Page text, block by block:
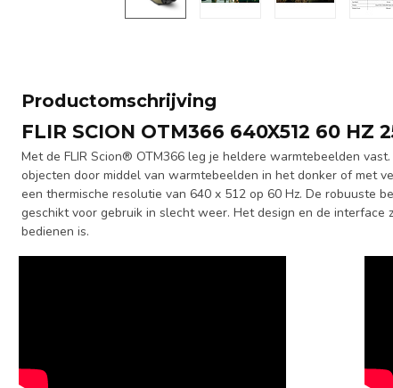
Productomschrijving
FLIR SCION OTM366 640X512 60 HZ
Met de FLIR Scion® OTM366 leg je heldere warmtebeelden
objecten door middel van warmtebeelden in het donker of met
een thermische resolutie van 640 x 512 op 60 Hz. De robuuste
geschikt voor gebruik in slecht weer. Het design en de
bedienen is.